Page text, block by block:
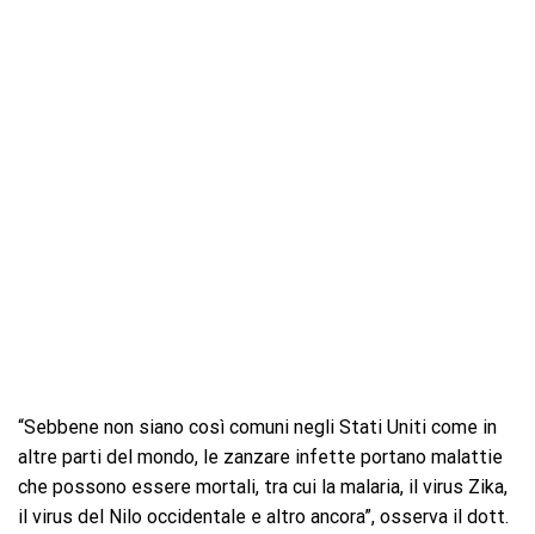
“Sebbene non siano così comuni negli Stati Uniti come in
altre parti del mondo, le zanzare infette portano malattie
che possono essere mortali, tra cui la malaria, il virus Zika,
il virus del Nilo occidentale e altro ancora”, osserva il dott.